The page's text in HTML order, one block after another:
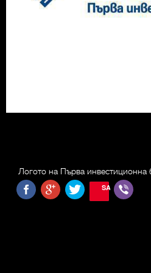
Логото на Първа инвестиционна
SAVE